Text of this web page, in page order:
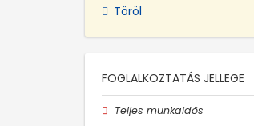
Töröl
FOGLALKOZTATÁS JELLEGE
Teljes munkaidős